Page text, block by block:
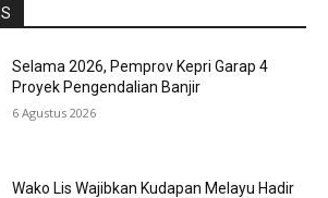
Selama 2026, Pemprov Kepri Garap 4
Proyek Pengendalian Banjir
6 Agustus 2026
Wako Lis Wajibkan Kudapan Melayu Hadir